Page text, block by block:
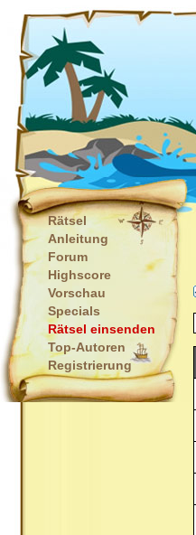
Rätsel
Anleitung
Forum
Highscore
Vorschau
Specials
Rätsel einsenden
Top-Autoren
Registrierung